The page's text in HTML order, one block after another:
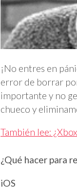
¡No entres en
error de borrar
importante y no
chueco y
También lee:
¿Qué hacer para
iOS